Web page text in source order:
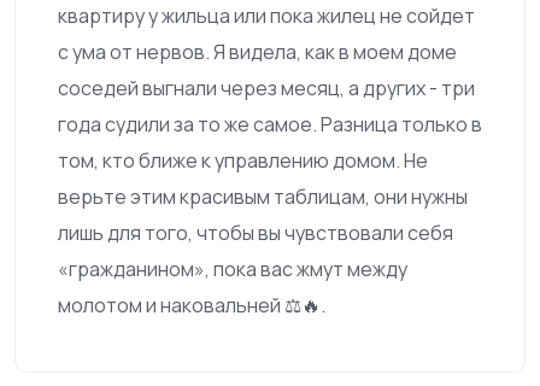
квартиру у жильца или пока жилец не сойдет
с ума от нервов. Я видела, как в моем доме
соседей выгнали через месяц, а других - три
года судили за то же самое. Разница только в
том, кто ближе к управлению домом. Не
верьте этим красивым таблицам, они нужны
лишь для того, чтобы вы чувствовали себя
«гражданином», пока вас жмут между
молотом и наковальней ⚖️🔥.